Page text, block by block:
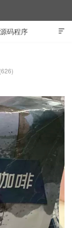

源码程序